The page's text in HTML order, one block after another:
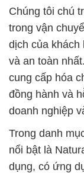
Chúng tôi chú
trong vận
dịch của khách
và an toàn
cung cấp hóa
đồng hành và
doanh nghiệp
Trong danh
nổi bật là
dụng, có ứng